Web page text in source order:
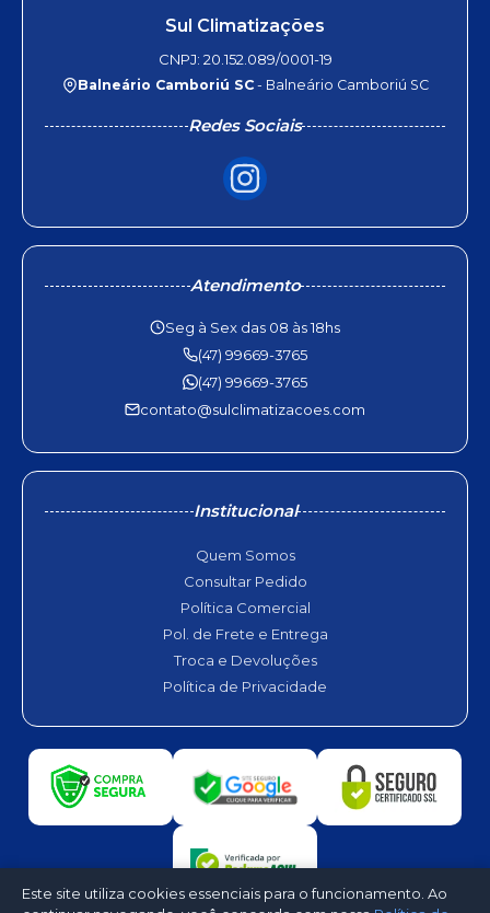
Sul Climatizações
CNPJ: 20.152.089/0001-19
Balneário Camboriú SC- Balneário Camboriú SC
Redes Sociais
Atendimento
Seg à Sex das 08 às 18hs
(47) 99669-3765
(47) 99669-3765
contato@sulclimatizacoes.com
Institucional
Quem Somos
Consultar Pedido
Política Comercial
Pol. de Frete e Entrega
Troca e Devoluções
Política de Privacidade
Este site utiliza cookies essenciais para o funcionamento. Ao